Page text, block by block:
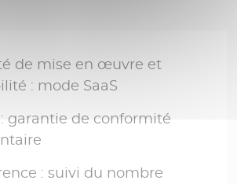
de mise en œuvre et
: mode SaaS
garantie de conformité
: suivi du nombre